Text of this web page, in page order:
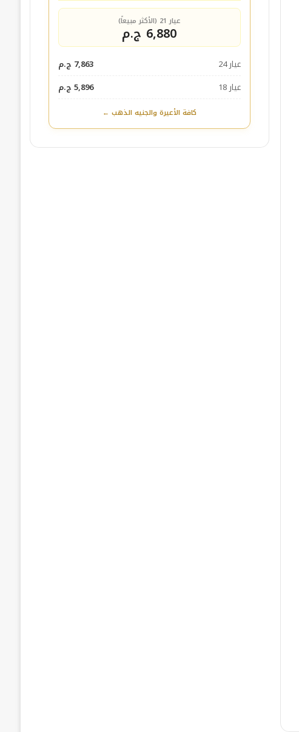
عيار 21 (الأكثر مبيعاً)
6,880 ج.م
عيار 24
7,863 ج.م
عيار 18
5,896 ج.م
كافة الأعيرة والجنيه الذهب ←